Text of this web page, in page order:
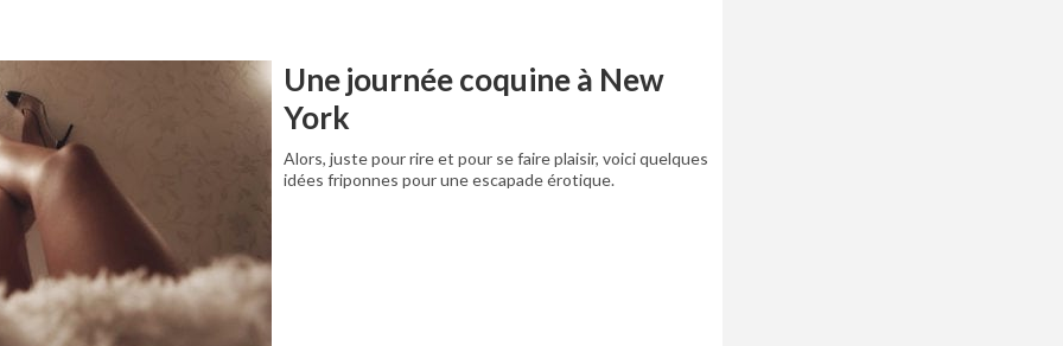
Une journée coquine à New
York
Alors, juste pour rire et pour se faire plaisir, voici quelques
idées friponnes pour une escapade érotique.